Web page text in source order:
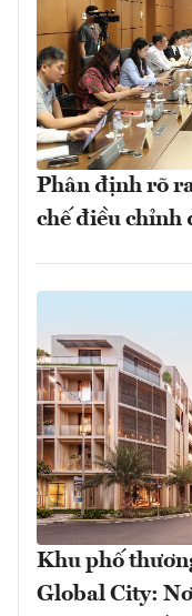
Phân định rõ
chế điều chỉnh
Khu phố
Global City: